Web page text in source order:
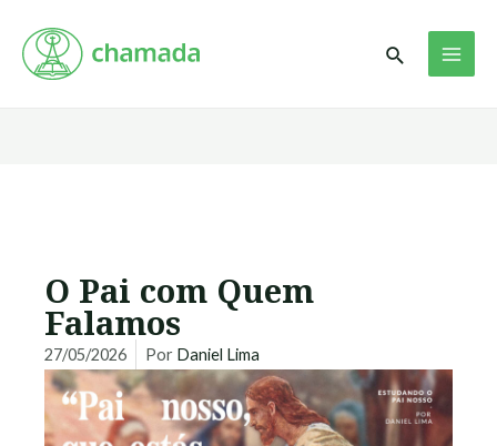
para
Pesquisar
O Pai com Quem
Falamos
27/05/2026 Por Daniel Lima